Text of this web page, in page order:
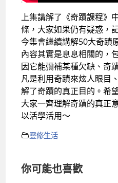
上集講解了《奇蹟課程》
條，大家如果仍有疑惑，
今集會繼續講解50大奇蹟
內容其實是息息相關的，
因它能彌補某種欠缺、奇
凡是利用奇蹟來炫人眼目
解了奇蹟的真正目的。希
大家一齊理解奇蹟的真正
以活學活用～
靈修生活
你可能也喜歡